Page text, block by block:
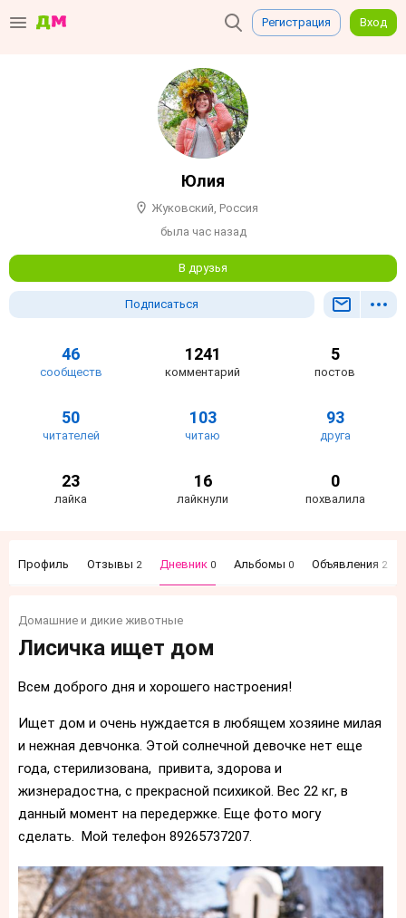
Регистрация Вход
Юлия
Жуковский, Россия
была час назад
В друзья
Подписаться
46
сообществ
1241
комментарий
5
постов
50
читателей
103
читаю
93
друга
23
лайка
16
лайкнули
0
похвалила
Профиль Отзывы 2 Дневник 0 Альбомы 0 Объявления 2
Домашние и дикие животные
Лисичка ищет дом
Всем доброго дня и хорошего настроения!
Ищет дом и очень нуждается в любящем хозяине милая
и нежная девчонка. Этой солнечной девочке нет еще
года, стерилизована, привита, здорова и
жизнерадостна, с прекрасной психикой. Вес 22 кг, в
данный момент на передержке. Еще фото могу
сделать. Мой телефон 89265737207.